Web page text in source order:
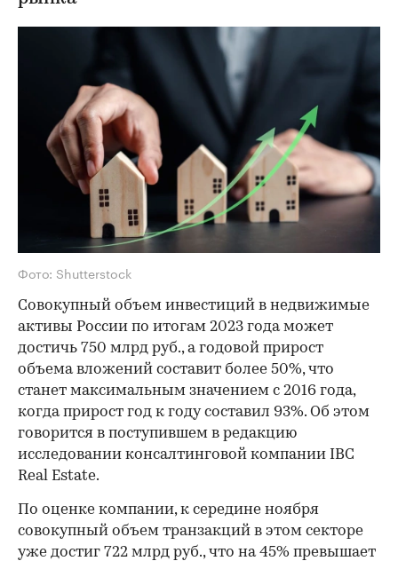
Фото: Shutterstock
Совокупный объем инвестиций в недвижимые
активы России по итогам 2023 года может
достичь 750 млрд руб., а годовой прирост
объема вложений составит более 50%, что
станет максимальным значением с 2016 года,
когда прирост год к году составил 93%. Об этом
говорится в поступившем в редакцию
исследовании консалтинговой компании IBC
Real Estate.
По оценке компании, к середине ноября
совокупный объем транзакций в этом секторе
уже достиг 722 млрд руб., что на 45% превышает